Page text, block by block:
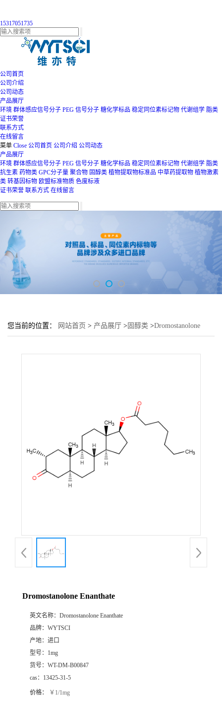
15317051735
公司首页
公司介绍
公司动态
产品展厅
环境 群体感应信号分子 PEG 信号分子 糖化学标品 稳定同位素标记物 代谢组学 脂类
证书荣誉
联系方式
在线留言
菜单 Close 公司首页 公司介绍 公司动态
产品展厅
环境 群体感应信号分子 PEG 信号分子 糖化学标品 稳定同位素标记物 代谢组学 脂类
抗生素 药物类 GPC分子量 聚合物 固醇类 植物提取物标准品 中草药提取物 植物激素
类 转基因标物 欧盟标准物质 色度标液
证书荣誉 联系方式 在线留言
您当前的位置： 网站首页 > 产品展厅 > 固醇类 >Dromostanolone
Dromostanolone Enanthate
英文名称： Dromostanolone Enanthate
品牌： WYTSCI
产地： 进口
型号： 1mg
货号： WT-DM-B00847
cas： 13425-31-5
价格： ￥1/1mg